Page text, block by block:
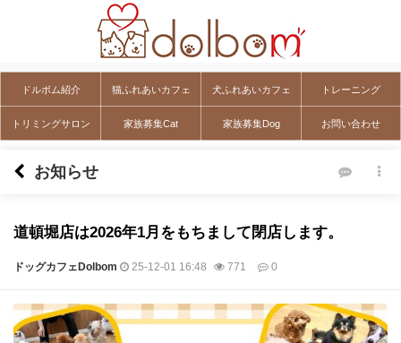
ドルボム紹介 猫ふれあいカフェ 犬ふれあいカフェ トレーニング
トリミングサロン 家族募集Cat 家族募集Dog お問い合わせ
お知らせ
道頓堀店は2026年1月をもちまして閉店します。
ドッグカフェDolbom 25-12-01 16:48 771 0
本文